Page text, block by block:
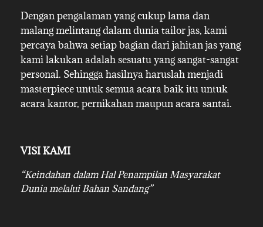
Dengan pengalaman yang cukup lama dan
malang melintang dalam dunia tailor jas, kami
percaya bahwa setiap bagian dari jahitan jas yang
kami lakukan adalah sesuatu yang sangat-sangat
personal. Sehingga hasilnya haruslah menjadi
masterpiece untuk semua acara baik itu untuk
acara kantor, pernikahan maupun acara santai.
VISI KAMI
“Keindahan dalam Hal Penampilan Masyarakat
Dunia melalui Bahan Sandang”